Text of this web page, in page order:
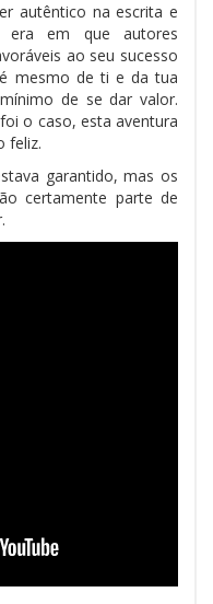
autêntico na escrita e
em que autores
ao seu sucesso
mesmo de ti e da tua
de se dar valor.
o caso, esta aventura
feliz.
garantido, mas os
certamente parte de